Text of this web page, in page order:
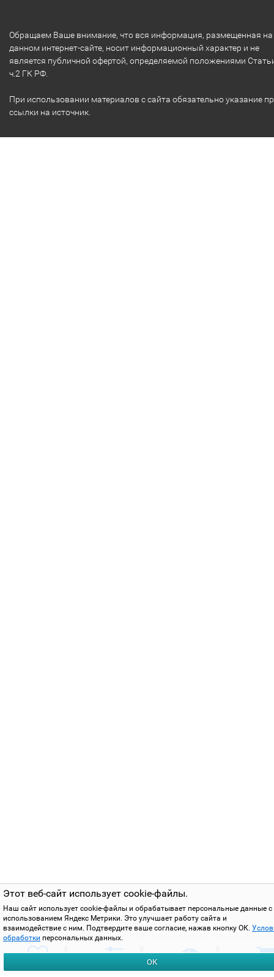
Этот веб-сайт использует cookie-файлы.
Наш сайт использует cookie-файлы и обрабатывает персональные данные с
использованием Яндекс Метрики. Это улучшает работу сайта и
взаимодействие с ним. Подтвердите ваше согласие, нажав кнопку ОК.
обработки персональных данных.
ОК
Обращаем Ваше внимание, что вся информация, размещенная на
данном интернет-сайте, носит информационный характер и не
является публичной офертой, определяемой положениями
ч.2 ГК РФ.
При использовании материалов с сайта обязательно указание
ссылки на источник.